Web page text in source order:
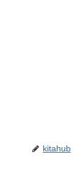
kitahub